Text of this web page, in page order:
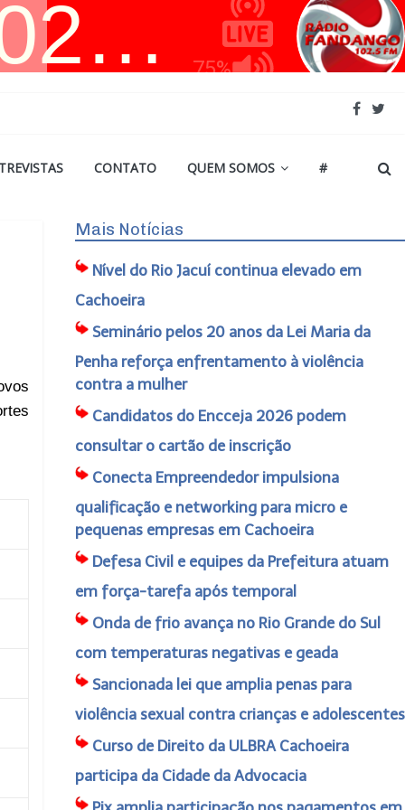
CONTATO QUEM SOMOS #
Mais Notícias
Nível do Rio Jacuí continua elevado em
Cachoeira
Seminário pelos 20 anos da Lei Maria da
Penha reforça enfrentamento à violência
contra a mulher
Candidatos do Encceja 2026 podem
consultar o cartão de inscrição
Conecta Empreendedor impulsiona
qualificação e networking para micro e
pequenas empresas em Cachoeira
Defesa Civil e equipes da Prefeitura atuam
em força-tarefa após temporal
Onda de frio avança no Rio Grande do Sul
com temperaturas negativas e geada
Sancionada lei que amplia penas para
violência sexual contra crianças e adolescentes
Curso de Direito da ULBRA Cachoeira
participa da Cidade da Advocacia